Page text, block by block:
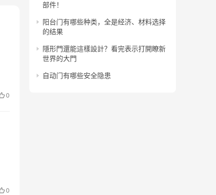
0
0
部件！
阳台门有哪些种类，全是经济、材料选择
的结果
隱形門還能這樣設計？看完表示打開瞭新
世界的大門
自动门有哪些安全隐患